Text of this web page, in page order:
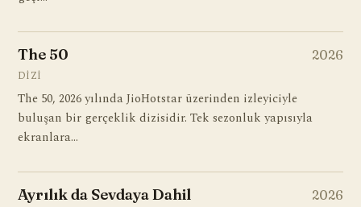
The 50 2026
DIZI
The 50, 2026 yılında JioHotstar üzerinden izleyiciyle
buluşan bir gerçeklik dizisidir. Tek sezonluk yapısıyla
ekranlara…
Ayrılık da Sevdaya Dahil 2026